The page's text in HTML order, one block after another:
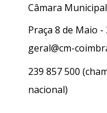
Câmara
Praça 8 de Maio
geral@cm-
239 857 500
nacional)